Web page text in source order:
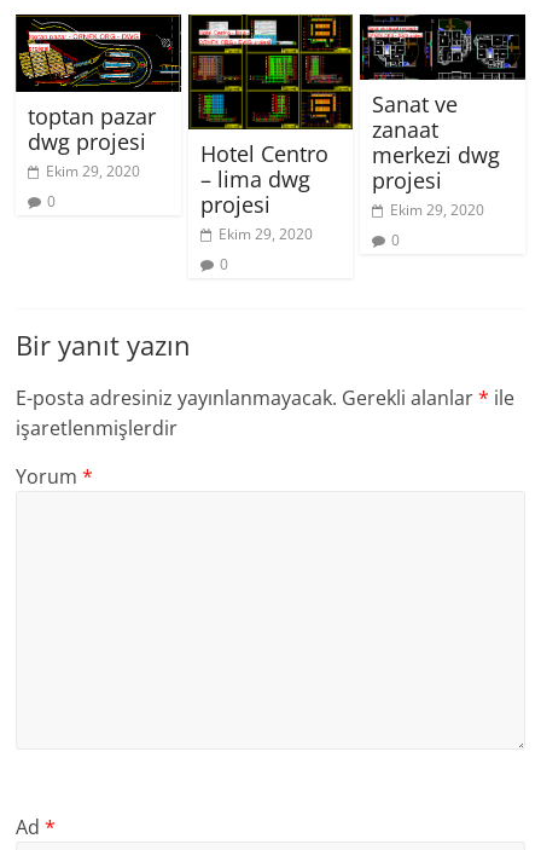
toptan pazar
dwg projesi
Ekim 29, 2020
0
Hotel Centro
– lima dwg
projesi
Ekim 29, 2020
0
Sanat ve
zanaat
merkezi dwg
projesi
Ekim 29, 2020
0
Bir yanıt yazın
E-posta adresiniz yayınlanmayacak. Gerekli alanlar* ile
işaretlenmişlerdir
Yorum*
Ad*